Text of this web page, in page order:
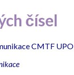
čísel
CMTF